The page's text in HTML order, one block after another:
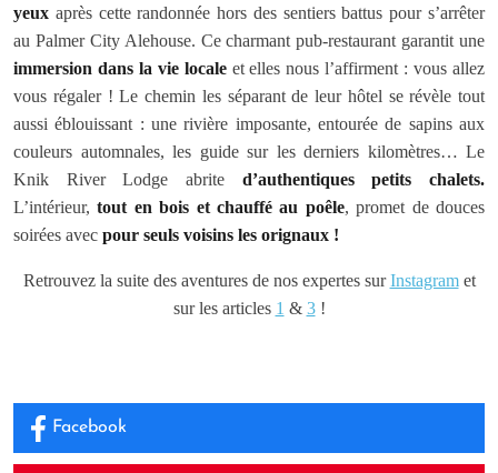
yeux après cette randonnée hors des sentiers battus pour s’arrêter
au Palmer City Alehouse. Ce charmant pub-restaurant garantit une
immersion dans la vie localeet elles nous l’affirment : vous allez
vous régaler ! Le chemin les séparant de leur hôtel se révèle tout
aussi éblouissant : une rivière imposante, entourée de sapins aux
couleurs automnales, les guide sur les derniers kilomètres… Le
Knik River Lodge abrite d’authentiques petits chalets.
L’intérieur,tout en bois et chauffé au poêle, promet de douces
soirées avec pour seuls voisins les orignaux !
Retrouvez la suite des aventures de nos expertes surInstagramet
sur les articles 1 & 3!
Facebook